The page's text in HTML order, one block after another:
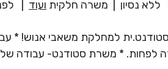
ללא נסיון משרה חלקית ועוד לפני 4
סטודנט.ית למחלקת משאבי אנוש! *
לפחות. * משרת סטודנט- עבודה של עד